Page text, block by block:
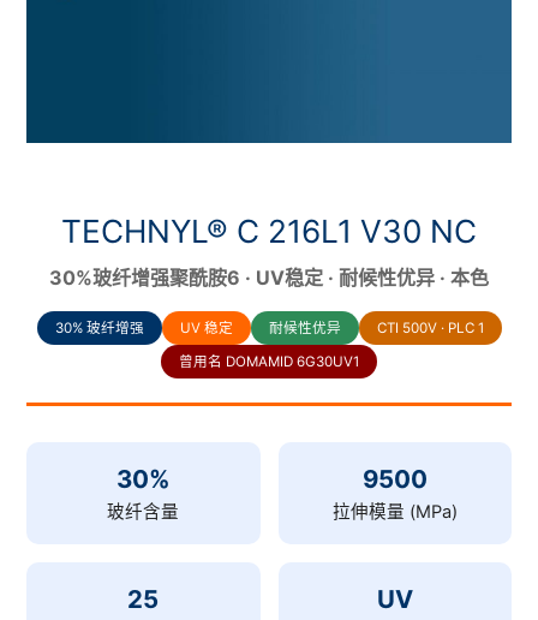
TECHNYL® C 216L1 V30 NC
30%玻纤增强聚酰胺6 · UV稳定 · 耐候性优异 · 本色
30% 玻纤增强 UV 稳定 耐候性优异
CTI 500V · PLC 1
曾用名 DOMAMID 6G30UV1
30%
玻纤含量
9500
拉伸模量 (MPa)
25 UV